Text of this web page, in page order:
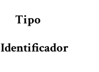
Tipo
Identificador